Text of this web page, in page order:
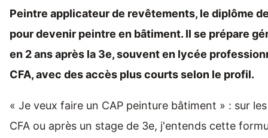
Peintre applicateur de revêtements, le diplôme
pour devenir peintre en bâtiment. Il se prépare
en 2 ans après la 3e, souvent en lycée
CFA, avec des accès plus courts selon le profil.
« Je veux faire un CAP peinture bâtiment » : sur
CFA ou après un stage de 3e, j'entends cette